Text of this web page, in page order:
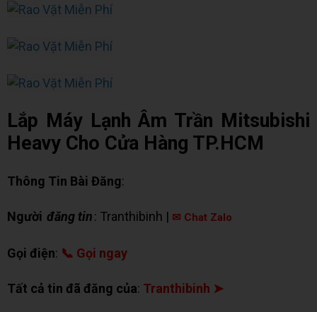
Lắp Máy Lạnh Âm Trần Mitsubishi
Heavy Cho Cửa Hàng TP.HCM
Thông Tin Bài Đăng:
Người đăng tin: Tranthibinh | ✉ Chat Zalo
Gọi điện: 📞 Gọi ngay
Tất cả tin đã đăng của: Tranthibinh ➤